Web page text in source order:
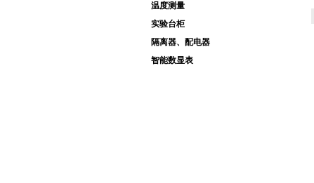
温度测量
实验台柜
隔离器、配电器
智能数显表